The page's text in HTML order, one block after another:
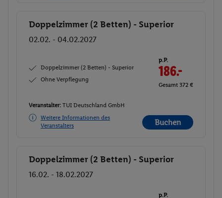
Buchen
Doppelzimmer (2 Betten) - Superior
02.02. - 04.02.2027
Doppelzimmer (2 Betten) - Superior
Ohne Verpflegung
p.P.
186.-
Gesamt 372 €
Veranstalter: TUI Deutschland GmbH
Weitere Informationen des
Veranstalters
Buchen
Buchen
Doppelzimmer (2 Betten) - Superior
16.02. - 18.02.2027
p.P.